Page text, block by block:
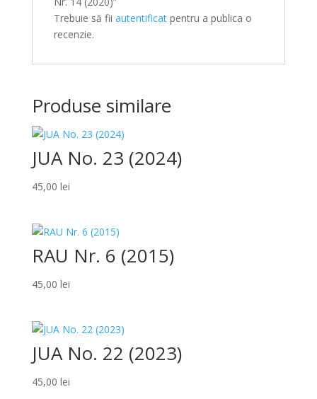
Trebuie să fii autentificatpentru a publica o
recenzie.
Produse similare
JUA No. 23 (2024)
45,00 lei
RAU Nr. 6 (2015)
45,00 lei
JUA No. 22 (2023)
45,00 lei